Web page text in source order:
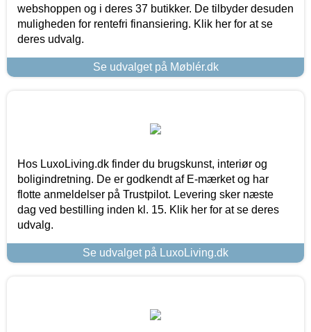
webshoppen og i deres 37 butikker. De tilbyder desuden
muligheden for rentefri finansiering. Klik her for at se
deres udvalg.
Se udvalget på Møblér.dk
Hos LuxoLiving.dk finder du brugskunst, interiør og
boligindretning. De er godkendt af E-mærket og har
flotte anmeldelser på Trustpilot. Levering sker næste
dag ved bestilling inden kl. 15. Klik her for at se deres
udvalg.
Se udvalget på LuxoLiving.dk